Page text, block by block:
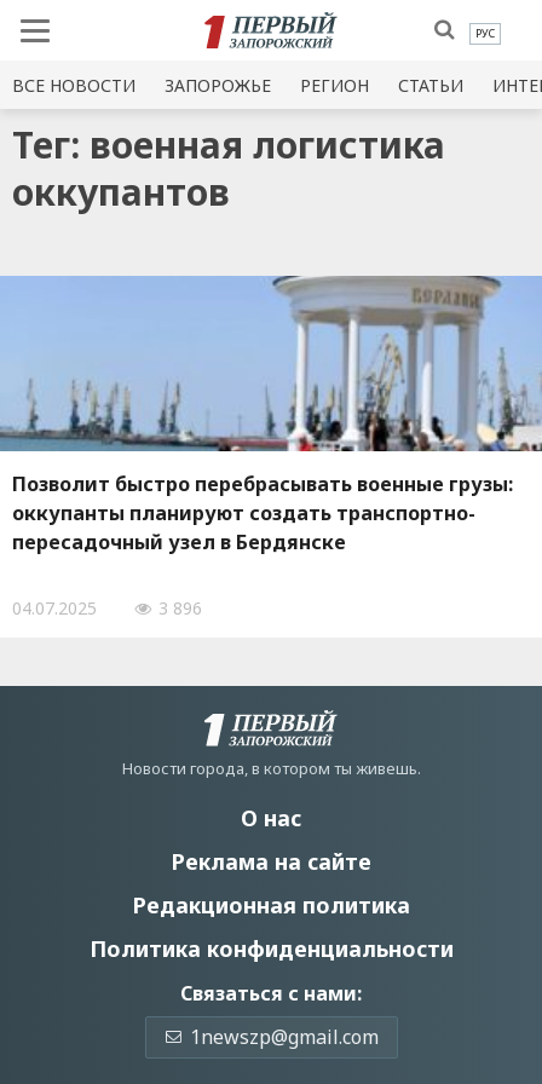
РУС
ВСЕ НОВОСТИ ЗАПОРОЖЬЕ РЕГИОН СТАТЬИ
Тег: военная логистика
оккупантов
Позволит быстро перебрасывать военные грузы:
оккупанты планируют создать транспортно-
пересадочный узел в Бердянске
04.07.2025 3 896
Новости города, в котором ты живешь.
О нас
Реклама на сайте
Редакционная политика
Политика конфиденциальности
Связаться с нами:
1newszp@gmail.com